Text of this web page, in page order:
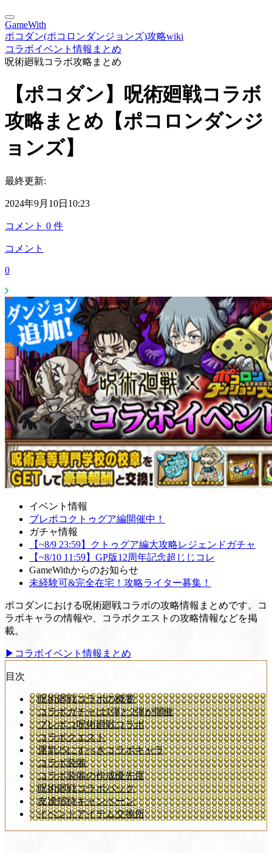
GameWith
ポコダン(ポコロンダンジョンズ)攻略wiki
コラボイベント情報まとめ
呪術廻戦コラボ攻略まとめ
【ポコダン】呪術廻戦コラボ
攻略まとめ【ポコロンダンジ
ョンズ】
最終更新:
2024年9月10日10:23
コメント 0 件
コメント
0
イベント情報
ブレポコクトゥグア編開催中！
ガチャ情報
【~8/9 23:59】クトゥグア編大攻略レジェンドガチャ
【~8/10 11:59】GP版12周年記念超じじコレ
GameWithからのお知らせ
未経験可&完全在宅！攻略ライター募集！
ポコダンにおける呪術廻戦コラボの攻略情報まとめです。コ
ラボキャラの情報や、コラボクエストの攻略情報などを掲
載。
▶コラボイベント情報まとめ
目次
呪術廻戦コラボの概要
コラボガチャは1弾と2弾が開催
ブレポコ呪術廻戦コラボ
コラボクエスト
運気25にすべきコラボキャラ
コラボ装備
コラボ装備の作成優先度
呪術廻戦コラボパック
友達招待キャンペーン
イベントアイテム交換所